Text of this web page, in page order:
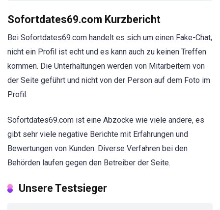
Sofortdates69.com Kurzbericht
Bei Sofortdates69.com handelt es sich um einen Fake-Chat,
nicht ein Profil ist echt und es kann auch zu keinen Treffen
kommen. Die Unterhaltungen werden von Mitarbeitern von
der Seite geführt und nicht von der Person auf dem Foto im
Profil.
Sofortdates69.com ist eine Abzocke wie viele andere, es
gibt sehr viele negative Berichte mit Erfahrungen und
Bewertungen von Kunden. Diverse Verfahren bei den
Behörden laufen gegen den Betreiber der Seite.
Unsere Testsieger